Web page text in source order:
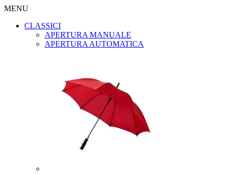
MENU
CLASSICI
APERTURA MANUALE
APERTURA AUTOMATICA